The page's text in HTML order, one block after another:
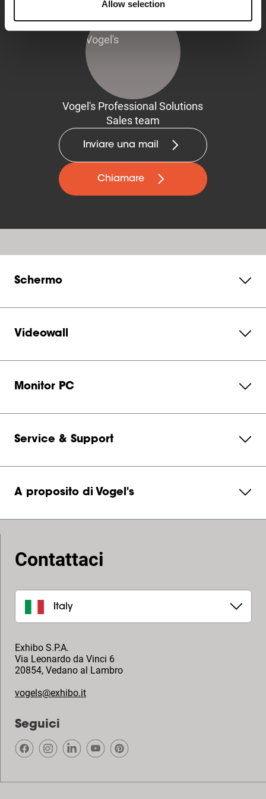
Allow selection
Vogel's Professional Solutions
Sales team
Inviare una mail
Chiamare
Schermo
Videowall
Monitor PC
Service & Support
A proposito di Vogel's
Contattaci
Italy
Exhibo S.P.A.
Via Leonardo da Vinci 6
20854, Vedano al Lambro
vogels@exhibo.it
Seguici